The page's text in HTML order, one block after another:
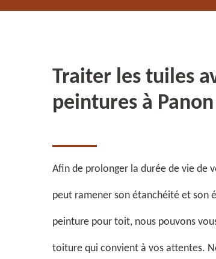
Traiter les tuiles
peintures à Panon
Afin de prolonger la durée de vie de
peut ramener son étanchéité et son
peinture pour toit, nous pouvons
toiture qui convient à vos attentes.